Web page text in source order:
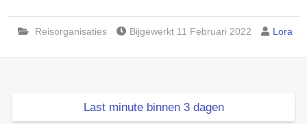
Reisorganisaties Bijgewerkt 11 Februari 2022 Lora
Last minute binnen 3 dagen